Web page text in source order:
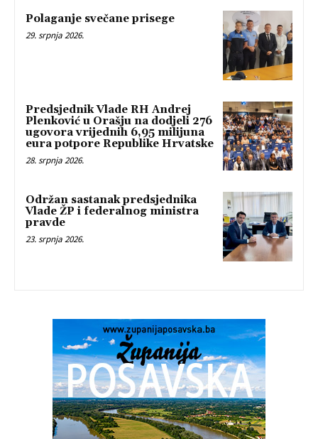
Polaganje svečane prisege
29. srpnja 2026.
Predsjednik Vlade RH Andrej
Plenković u Orašju na dodjeli 276
ugovora vrijednih 6,95 milijuna
eura potpore Republike Hrvatske
28. srpnja 2026.
Održan sastanak predsjednika
Vlade ŽP i federalnog ministra
pravde
23. srpnja 2026.